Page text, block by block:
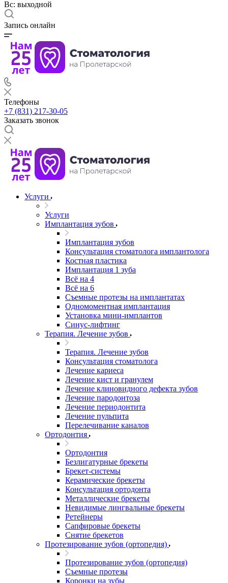
Вс: выходной
Запись онлайн
Телефоны
+7 (831) 217-30-05
Заказать звонок
Услуги
Услуги
Имплантация зубов
Имплантация зубов
Консультация стоматолога имплантолога
Костная пластика
Имплантация 1 зуба
Всё на 4
Всё на 6
Съемные протезы на имплантатах
Одномоментная имплантация
Установка мини-имплантов
Синус-лифтинг
Терапия. Лечение зубов
Терапия. Лечение зубов
Консультация стоматолога
Лечение кариеса
Лечение кист и гранулем
Лечение клиновидного дефекта зубов
Лечение пародонтоза
Лечение периодонтита
Лечение пульпита
Перелечивание каналов
Ортодонтия
Ортодонтия
Безлигатурные брекеты
Брекет-системы
Керамические брекеты
Консультация ортодонта
Металлические брекеты
Невидимые лингвальные брекеты
Ретейнеры
Сапфировые брекеты
Снятие брекетов
Протезирование зубов (ортопедия)
Протезирование зубов (ортопедия)
Съемные протезы
Коронки на зубы